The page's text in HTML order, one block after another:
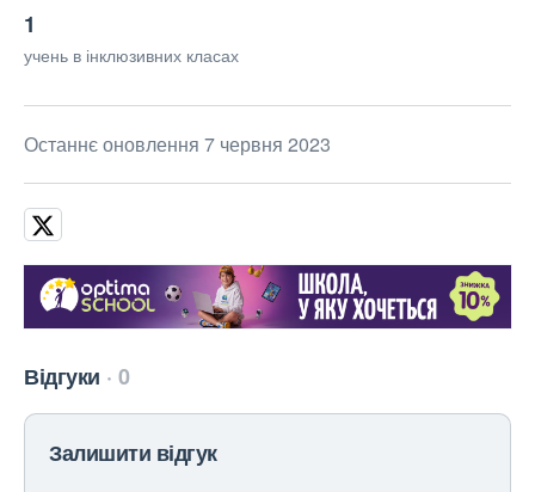
1
учень в інклюзивних класах
Останнє оновлення 7 червня 2023
Відгуки 0
Залишити відгук